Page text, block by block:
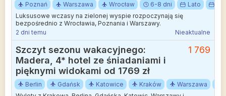
Poznań Warszawa Wrocław 6-8 dni Lato
Luksusowe wczasy na zielonej wyspie rozpoczynają się
bezpośrednio z Wrocławia, Poznania i Warszawy.
2 dni temu
Nieaktualne
Szczyt sezonu wakacyjnego:
Madera, 4* hotel ze śniadaniami i
pięknymi widokami od 1769 zł
1 769
Berlin Gdańsk Katowice Kraków Warszawa